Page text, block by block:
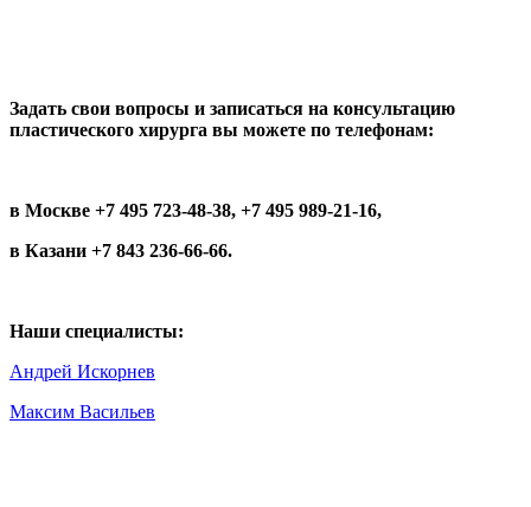
Задать свои вопросы и записаться на консультацию
пластического хирурга вы можете по телефонам:
в Москве +7 495 723-48-38, +7 495 989-21-16,
в Казани +7 843 236-66-66.
Наши специалисты:
Андрей Искорнев
Максим Васильев